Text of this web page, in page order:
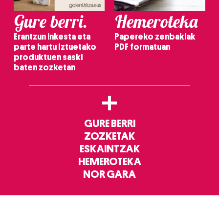
Gure berri.
Erantzun inkesta eta
parte hartu Iztuetako
produktuen saski
baten zozketan
Hemeroteka
Papereko zenbakiak
PDF formatuan
+
GURE BERRI
ZOZKETAK
ESKAINTZAK
HEMEROTEKA
NOR GARA